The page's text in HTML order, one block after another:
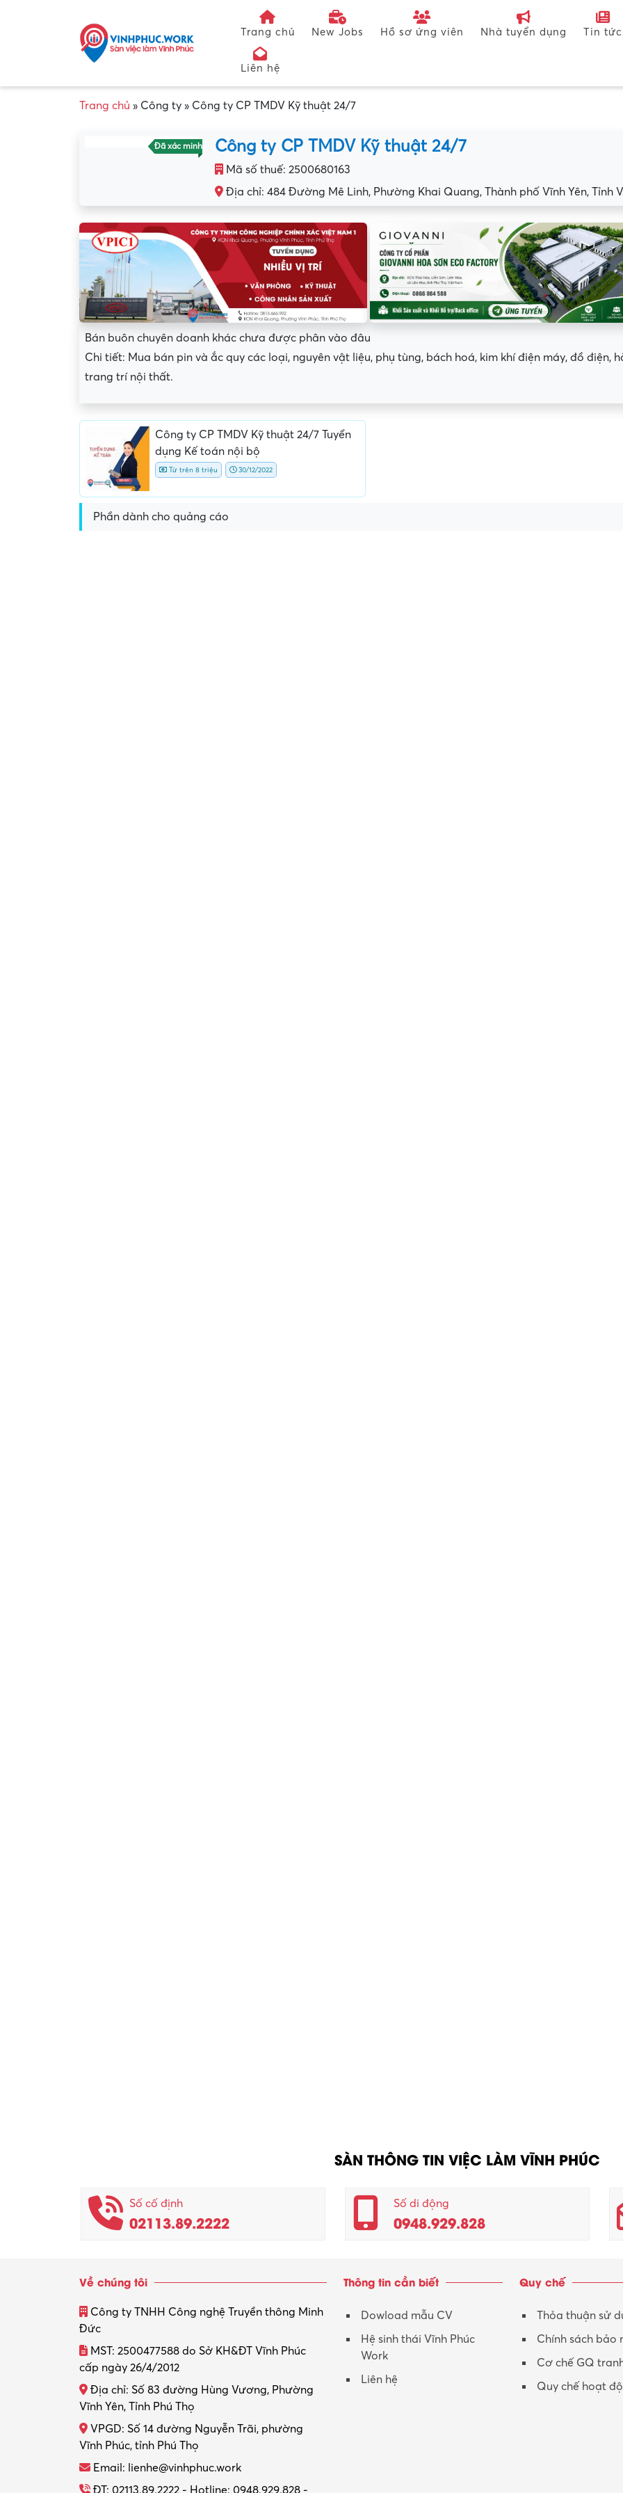
Trang chủ New Jobs Hồ sơ ứng viên Nhà tuyển dụng Tin tức
Liên hệ
Trang chủ » Công ty » Công ty CP TMDV Kỹ thuật 24/7
Đã xác minh Công ty CP TMDV Kỹ thuật 24/7
Mã số thuế: 2500680163
Địa chỉ: 484 Đường Mê Linh, Phường Khai Quang, Thành phố Vĩnh Yên, Tỉnh
Bán buôn chuyên doanh khác chưa được phân vào đâu
Chi tiết: Mua bán pin và ắc quy các loại, nguyên vật liệu, phụ tùng, bách hoá, kim khí điện máy, đồ điện,
trang trí nội thất.
Công ty CP TMDV Kỹ thuật 24/7 Tuyển
dụng Kế toán nội bộ
Từ trên 8 triệu 30/12/2022
Phần dành cho quảng cáo
SÀN THÔNG TIN VIỆC LÀM VĨNH PHÚC
Số cố định
02113.89.2222
Số di động
0948.929.828
Về chúng tôi
Công ty TNHH Công nghệ Truyền thông Minh
Đức
MST: 2500477588 do Sở KH&ĐT Vĩnh Phúc
cấp ngày 26/4/2012
Địa chỉ: Số 83 đường Hùng Vương, Phường
Vĩnh Yên, Tỉnh Phú Thọ
VPGD: Số 14 đường Nguyễn Trãi, phường
Vĩnh Phúc, tỉnh Phú Thọ
Email: lienhe@vinhphuc.work
ĐT: 02113.89.2222 - Hotline: 0948.929.828 -
Thông tin cần biết
Dowload mẫu CV
Hệ sinh thái Vĩnh Phúc
Work
Liên hệ
Quy chế
Thỏa thuận sử
Chính sách bảo
Cơ chế GQ
Quy chế hoạt